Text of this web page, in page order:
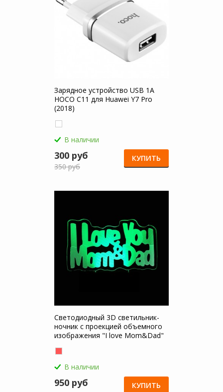
Зарядное устройство USB 1A
HOCO C11 для Huawei Y7 Pro
(2018)
В наличии
300 руб
350 руб
КУПИТЬ
Светодиодный 3D светильник-
ночник с проекцией объемного
изображения "I love Mom&Dad"
В наличии
950 руб КУПИТЬ